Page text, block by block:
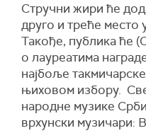
Стручни жири ће
друго и треће место
Такође, публика ће
о лауреатима
најбоље
њиховом избору.
народне музике
врхунски музичари: